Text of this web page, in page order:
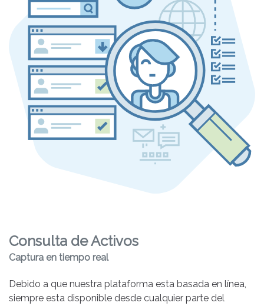
Consulta de Activos
Captura en tiempo real
Debido a que nuestra plataforma esta basada en línea,
siempre esta disponible desde cualquier parte del